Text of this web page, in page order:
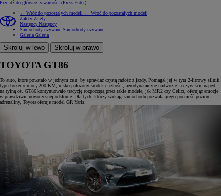
Przejdź do głównej zawartości (Press Enter)
← Wróć do pozostałych modeli ← Wróć do pozostałych modeli
Zalety Zalety
Następcy Następcy
Samochody używane Samochody używane
Galeria Galeria
Skroluj w lewo Skroluj w prawo
TOYOTA GT86
To auto, które powstało w jednym celu: by sprawiać czystą radość z jazdy. Pomagał jej w tym 2-litrowy silnik
typu boxer o mocy 200 KM, nisko położony środek ciężkości, aerodynamiczne nadwozie i oczywiście napęd
na tylną oś. GT86 kontynuowało tradycję rozpoczętą przez takie modele, jak MR2 czy Celica, oferując emocje
w prawdziwie nowoczesnej odsłonie. Dla tych, którzy szukają samochodu pozwalającego podnieść poziom
adrenaliny, Toyota oferuje model GR Yaris.